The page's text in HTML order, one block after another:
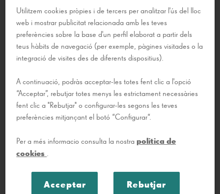
Familiar
Expedient Gaudí
Un rumor s’ha estès per La Pedrera i en Gaudí hi està
investigareu els patis, el pis dels veïns, les golfes i el
terrat per seguir les pistes i resoldre el misteri més
Idioma: català
Utilitzem cookies pròpies i de tercers per analitzar l'ús del lloc
web i mostrar publicitat relacionada amb les teves
preferències sobre la base d'un perfil elaborat a partir dels
teus hàbits de navegació (per exemple, pàgines visitades o la
integració de visites des de diferents dispositius).
A continuació, podràs acceptar-les totes fent clic a l'opció
“Acceptar”, rebutjar totes menys les estrictament necessàries
fent clic a "Rebutjar" o configurar-les segons les teves
preferències mitjançant el botó “Configurar“.
Per a més informacio consulta la nostrapolitica de
cookies .
Rebutjar
Acceptar